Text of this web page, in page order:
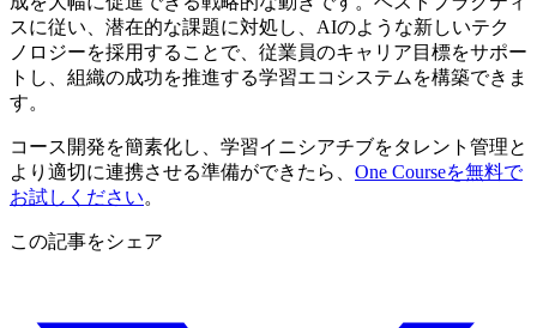
スに従い、潜在的な課題に対処し、AIのような新しいテク
ノロジーを採用することで、従業員のキャリア目標をサポー
トし、組織の成功を推進する学習エコシステムを構築できま
す。
コース開発を簡素化し、学習イニシアチブをタレント管理と
より適切に連携させる準備ができたら、 One Courseを無料で
お試しください。
この記事をシェア